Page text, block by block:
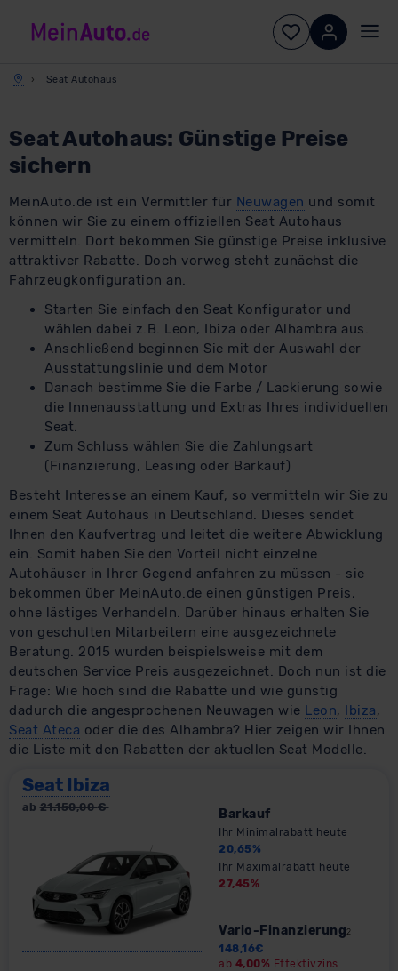
Seat Autohaus
Seat Autohaus: Günstige Preise
sichern
MeinAuto.de ist ein Vermittler für Neuwagen und somit
können wir Sie zu einem offiziellen Seat Autohaus
vermitteln. Dort bekommen Sie günstige Preise inklusive
attraktiver Rabatte. Doch vorweg steht zunächst die
Fahrzeugkonfiguration an.
Starten Sie einfach den Seat Konfigurator und
wählen dabei z.B. Leon, Ibiza oder Alhambra aus.
Anschließend beginnen Sie mit der Auswahl der
Ausstattungslinie und dem Motor
Danach bestimme Sie die Farbe / Lackierung sowie
die Innenausstattung und Extras Ihres individuellen
Seat.
Zum Schluss wählen Sie die Zahlungsart
(Finanzierung, Leasing oder Barkauf)
Besteht Interesse an einem Kauf, so vermitteln wir Sie zu
einem Seat Autohaus in Deutschland. Dieses sendet
Ihnen den Kaufvertrag und leitet die weitere Abwicklung
ein. Somit haben Sie den Vorteil nicht einzelne
Autohäuser in Ihrer Gegend anfahren zu müssen - sie
bekommen über MeinAuto.de einen günstigen Preis,
ohne lästiges Verhandeln. Darüber hinaus erhalten Sie
von geschulten Mitarbeitern eine ausgezeichnete
Beratung. 2015 wurden beispielsweise mit dem
deutschen Service Preis ausgezeichnet. Doch nun ist die
Frage: Wie hoch sind die Rabatte und wie günstig
dadurch die angesprochenen Neuwagen wie Leon, Ibiza,
Seat Ateca oder die des Alhambra? Hier zeigen wir Ihnen
die Liste mit den Rabatten der aktuellen Seat Modelle.
Seat Ibiza
ab 21.150,00€ Barkauf
Ihr Minimalrabatt heute
20,65%
Ihr Maximalrabatt heute
27,45%
Vario-Finanzierung 2
148,16€
ab 4,00% Effektivzins